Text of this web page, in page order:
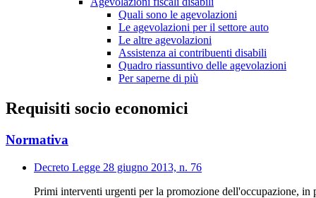
Quali sono le agevolazioni
Le agevolazioni per il settore auto
Le altre agevolazioni
Assistenza ai contribuenti disabili
Quadro riassuntivo delle agevolazioni
Per saperne di più
Requisiti socio economici
Normativa
Decreto Legge 28 giugno 2013, n. 76
Primi interventi urgenti per la promozione dell'occupazione,